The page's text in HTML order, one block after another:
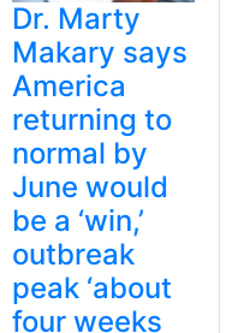
Dr. Marty
Makary says
America
returning to
normal by
June would
be a ‘win,’
outbreak
peak ‘about
four weeks